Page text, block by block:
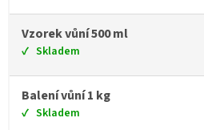
Vzorek vůní 500 ml
Skladem
Balení vůní 1 kg
Skladem